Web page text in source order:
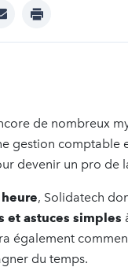
mail print
de nombreux
gestion comptable
devenir un pro de
, Solidatech
et astuces simples
également
du temps.